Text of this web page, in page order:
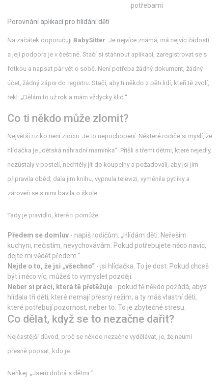
Porovnání aplikací pro hlídání dětí
potřebami
Na začátek doporučuji BabySitter. Je nejvíce známá, má nejvíc žádostí
a její podpora je v češtině. Stačí si stáhnout aplikaci, zaregistrovat se s
fotkou a napsat pár vět o sobě. Není potřeba žádný dokument, žádný
účet, žádný zápis do registru. Stačí, aby ti někdo z pěti lidí, kteří tě zvolí,
řekl: „Dělám to už rok a mám vždycky klid.“
Co ti někdo může zlomit?
Největší riziko není zločin. Je to nepochopení. Některé rodiče si myslí, že
hlídačka je „dětská náhradní maminka“. Přišli s třemi dětmi, které nejedly,
nezůstaly v posteli, nechtěly jít do koupelny a požadovali, aby jsi jim
připravila oběd, dala jim knihu, vypnula televizi, vyměnila pytlíky a
zároveň se s nimi bavila o škole.
Tady je pravidlo, které ti pomůže:
Předem se domluv - napiš rodičům: „Hlídám děti. Neřeším
kuchyni, nečistím, nevychovávám. Pokud potřebujete něco navíc,
dejte mi vědět předem.“
Nejde o to, že jsi „všechno“ - jsi hlídačka. To je dost. Pokud chceš
být i něco víc, můžeš to vymyslet později.
Neber si práci, která tě přetěžuje - pokud tě někdo požádá, abys
hlídala tři děti, které nemají přesný režim, a ty máš vlastní děti,
které potřebují pozornost, neber to. To je zbytečné stresu.
Co dělat, když se to nezačne dařit?
Nejčastější důvod, proč se někdo nezačne vydělávat, je, že neumí
přesně popsat, kdo je.
Neříkej: „Jsem dobrá s dětmi.“